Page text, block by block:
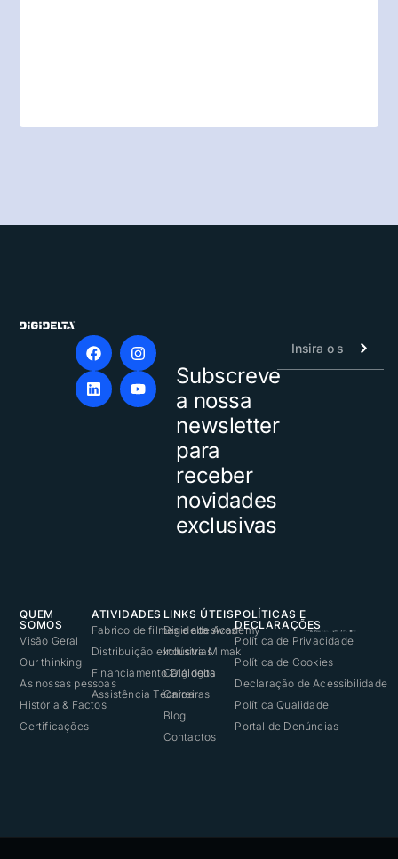
Subscreve
a nossa
newsletter
para
receber
novidades
exclusivas
Alternative:
QUEM
SOMOS
Visão Geral
Our thinking
As nossas pessoas
História & Factos
Certificações
ATIVIDADES
Fabrico de filmes e adesivos
Distribuição exclusiva Mimaki
Financiamento Digidelta
Assistência Técnica
LINKS ÚTEIS
Digidelta Academy
Indústrias
Catálogos
Carreiras
Blog
Contactos
POLÍTICAS E
DECLARAÇÕES
Política de Privacidade
Política de Cookies
Declaração de Acessibilidade
Política Qualidade
Portal de Denúncias